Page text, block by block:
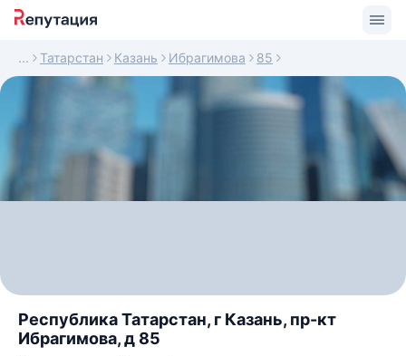
Татарстан Казань Ибрагимова 85
Республика Татарстан, г Казань, пр-кт
Ибрагимова, д 85